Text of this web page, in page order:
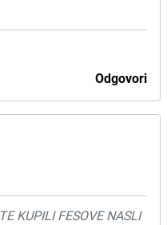
Odgovori
KUPILI FESOVE NASLI